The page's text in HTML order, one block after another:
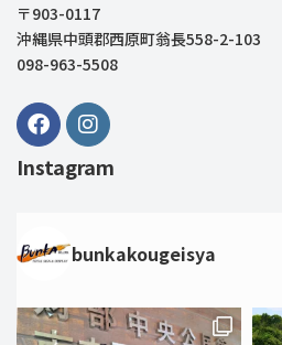
〒903-0117
沖縄県中頭郡西原町翁長558-2-103
098-963-5508
Instagram
bunkakougeisya